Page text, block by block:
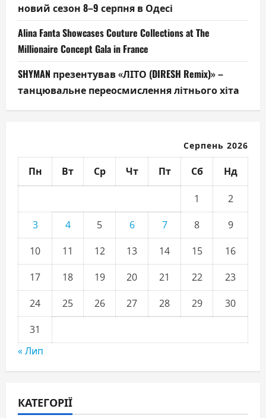
новий сезон 8–9 серпня в Одесі
Alina Fanta Showcases Couture Collections at The
Millionaire Concept Gala in France
SHYMAN презентував «ЛІТО (DIRESH Remix)» –
танцювальне переосмислення літнього хіта
Серпень 2026
Пн Вт Ср Чт Пт Сб Нд
1
2
3
4 5 6 7 8
9
10
11 12 13 14 15
16
17
18 19 20 21 22
23
24
25 26 27 28 29
30
31
« Лип
КАТЕГОРІЇ